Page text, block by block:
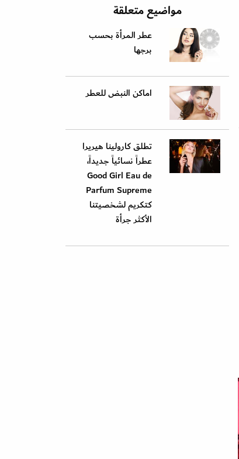
مواضيع متعلقة
عطر المرأة بحسب
برجها
اماكن النبض للعطر
تطلق كارولينا هيريرا
عطراً نسائياً جديداً،
Good Girl Eau de
Parfum Supreme
كتكريم لشخصيتنا
الأكثر جرأة